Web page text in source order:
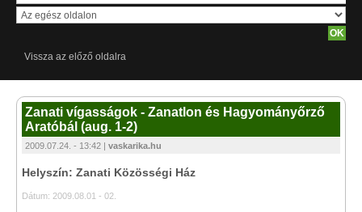
Vissza az előző oldalra
Zanati vígasságok - Zanatlon és Hagyományőrző
Aratóbál (aug. 1-2)
2009.07.24. - 13:42 | vaskarika.hu
Helyszín: Zanati Közösségi Ház
Dátum: 2009.08.01 - 02.